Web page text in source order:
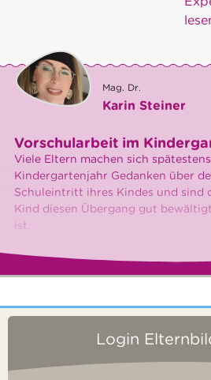
Mag. Dr.
Karin Steiner
Vorschularbeit im
Viele Eltern machen sich
Kindergartenjahr Gedanken über
Schuleintritt ihres Kindes und sind
Kind diesen Übergang gut
ist.
Login